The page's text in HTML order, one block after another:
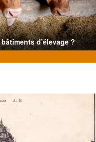
d’élevage ?